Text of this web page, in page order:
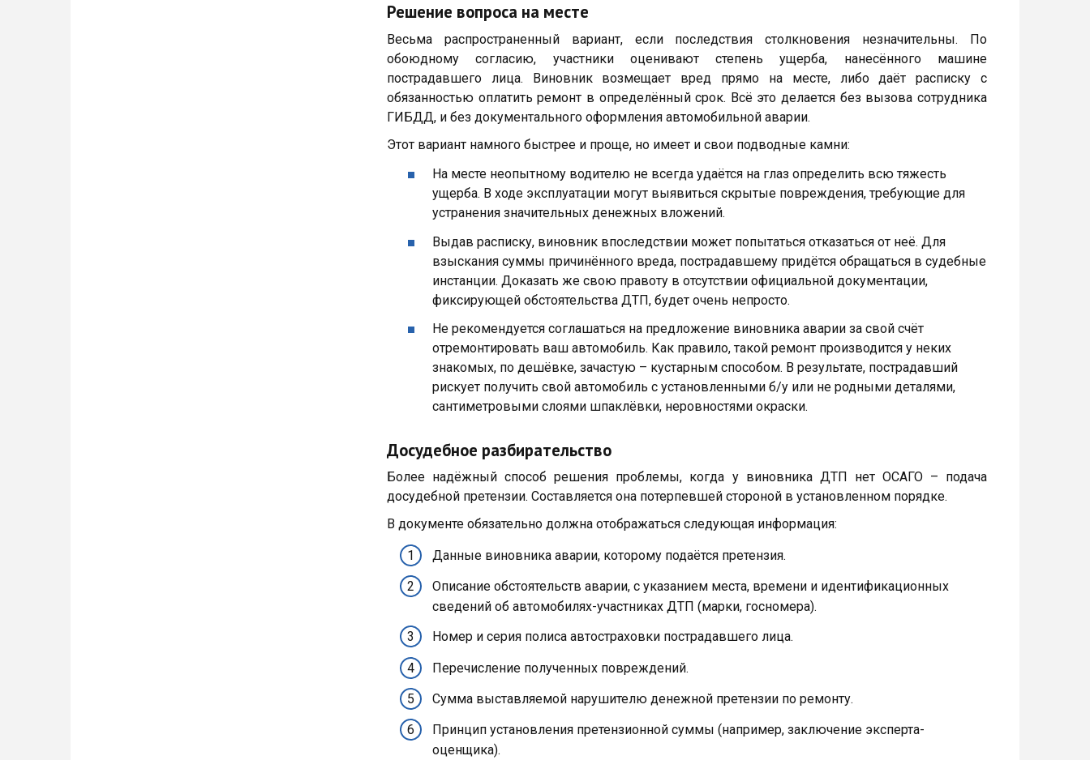
Решение вопроса на месте
Весьма распространенный вариант, если последствия столкновения незначительны. По
обоюдному согласию, участники оценивают степень ущерба, нанесённого машине
пострадавшего лица. Виновник возмещает вред прямо на месте, либо даёт расписку с
обязанностью оплатить ремонт в определённый срок. Всё это делается без вызова сотрудника
ГИБДД, и без документального оформления автомобильной аварии.
Этот вариант намного быстрее и проще, но имеет и свои подводные камни:
На месте неопытному водителю не всегда удаётся на глаз определить всю тяжесть
ущерба. В ходе эксплуатации могут выявиться скрытые повреждения, требующие для
устранения значительных денежных вложений.
Выдав расписку, виновник впоследствии может попытаться отказаться от неё. Для
взыскания суммы причинённого вреда, пострадавшему придётся обращаться в судебные
инстанции. Доказать же свою правоту в отсутствии официальной документации,
фиксирующей обстоятельства ДТП, будет очень непросто.
Не рекомендуется соглашаться на предложение виновника аварии за свой счёт
отремонтировать ваш автомобиль. Как правило, такой ремонт производится у неких
знакомых, по дешёвке, зачастую – кустарным способом. В результате, пострадавший
рискует получить свой автомобиль с установленными б/у или не родными деталями,
сантиметровыми слоями шпаклёвки, неровностями окраски.
Досудебное разбирательство
Более надёжный способ решения проблемы, когда у виновника ДТП нет ОСАГО – подача
досудебной претензии. Составляется она потерпевшей стороной в установленном порядке.
В документе обязательно должна отображаться следующая информация:
Данные виновника аварии, которому подаётся претензия.
Описание обстоятельств аварии, с указанием места, времени и идентификационных
сведений об автомобилях-участниках ДТП (марки, госномера).
Номер и серия полиса автостраховки пострадавшего лица.
Перечисление полученных повреждений.
Сумма выставляемой нарушителю денежной претензии по ремонту.
Принцип установления претензионной суммы (например, заключение эксперта-
оценщика).